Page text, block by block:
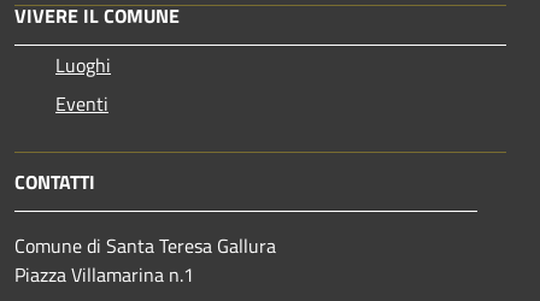
VIVERE IL COMUNE
Luoghi
Eventi
CONTATTI
Comune di Santa Teresa Gallura
Piazza Villamarina n.1